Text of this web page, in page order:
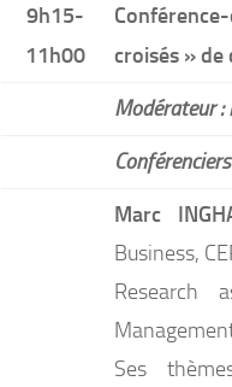
9h15-
11h00
croisés » de
Modérateur :
Conférenciers
Marc
Business,
Research
Ses